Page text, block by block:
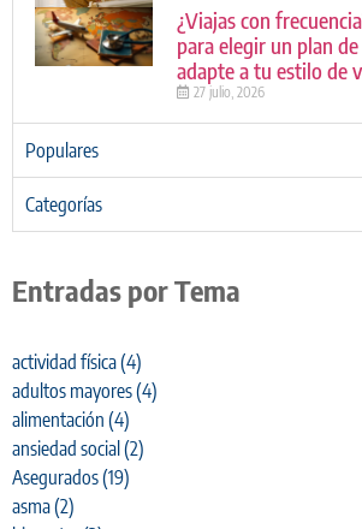
¿Viajas con
para elegir un plan
adapte a tu estilo de
27 julio, 2026
Populares
Categorías
Entradas por Tema
actividad física(4)
adultos mayores(4)
alimentación (4)
ansiedad social (2)
Asegurados(19)
asma(2)